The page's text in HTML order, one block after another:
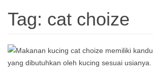
Tag: cat choize